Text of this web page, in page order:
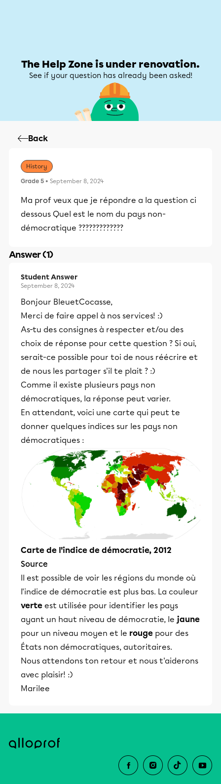
The Help Zone is under renovation.
See if your question has already been asked!
Back
History
Grade 5 • September 8, 2024
Ma prof veux que je répondre a la question ci
dessous Quel est le nom du pays non-
démocratique ?????????????
Answer (1)
Student Answer
September 8, 2024
Bonjour BleuetCocasse,
Merci de faire appel à nos services! :)
As-tu des consignes à respecter et/ou des
choix de réponse pour cette question ? Si oui,
serait-ce possible pour toi de nous réécrire et
de nous les partager s'il te plait ? :)
Comme il existe plusieurs pays non
démocratiques, la réponse peut varier.
En attendant, voici une carte qui peut te
donner quelques indices sur les pays non
démocratiques :
Carte de l'indice de démocratie, 2012
Source
Il est possible de voir les régions du monde où
l'indice de démocratie est plus bas. La couleur
verte est utilisée pour identifier les pays
ayant un haut niveau de démocratie, le jaune
pour un niveau moyen et le rouge pour des
États non démocratiques, autoritaires.
Nous attendons ton retour et nous t'aiderons
avec plaisir! :)
Marilee